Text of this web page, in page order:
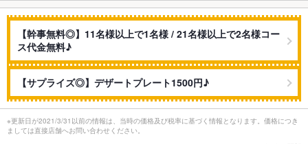
【幹事無料◎】11名様以上で1名様 / 21名様以上で2名様コー
ス代金無料♪
【サプライズ◎】デザートプレート1500円♪
※更新日が2021/3/31以前の情報は、当時の価格及び税率に基づく情報となります。価格につき
ましては直接店舗へお問い合わせください。